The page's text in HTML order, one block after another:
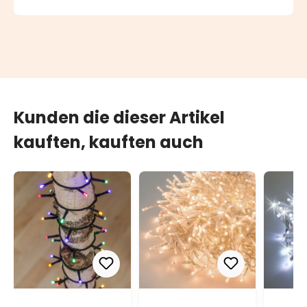
Kunden die dieser Artikel
kauften, kauften auch